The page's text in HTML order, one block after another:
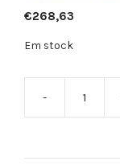
€268,63
Em stock
-